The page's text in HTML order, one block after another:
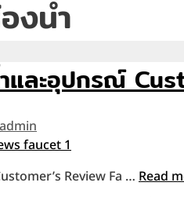
งน้ำ
และอุปกรณ์
admin
Review Fa … Read